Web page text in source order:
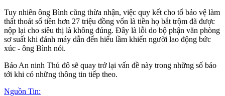
Tuy nhiên ông Bình cũng thừa nhận, việc quy kết cho tổ bảo vệ làm
thất thoát số tiền hơn 27 triệu đồng vốn là tiền họ bắt trộm đã được
nộp lại cho siêu thị là không đúng. Đây là lỗi do bộ phận văn phòng
sơ suất khi đánh máy dẫn đến hiểu lầm khiến người lao động bức
xúc - ông Bình nói.
Báo An ninh Thủ đô sẽ quay trở lại vấn đề này trong những số báo
tới khi có những thông tin tiếp theo.
Nguồn Tin: